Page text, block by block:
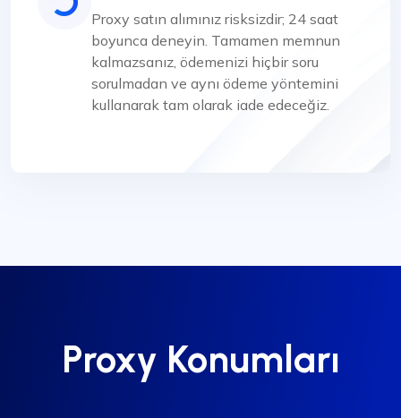
Proxy satın alımınız risksizdir; 24 saat
boyunca deneyin. Tamamen memnun
kalmazsanız, ödemenizi hiçbir soru
sorulmadan ve aynı ödeme yöntemini
kullanarak tam olarak iade edeceğiz.
Proxy Konumları